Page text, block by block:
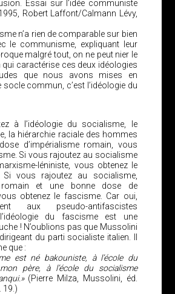
Essai sur l’idée communiste
Robert Laffont/Calmann Lévy,
n’a rien de comparable sur bien
le communisme, expliquant leur
malgré tout, on ne peut nier le
caractérise ces deux idéologies
que nous avons mises en
socle commun, c’est l’idéologie du
à l’idéologie du socialisme, le
la hiérarchie raciale des hommes
d’impérialisme romain, vous
Si vous rajoutez au socialisme
léniniste, vous obtenez le
Si vous rajoutez au socialisme,
romain et une bonne dose de
obtenez le fascisme. Car oui,
aux pseudo-antifascistes
l’idéologie du fascisme est une
! N’oublions pas que Mussolini
du parti socialiste italien. Il
que :
est né bakouniste, à l’école du
père, à l’école du socialisme
(Pierre Milza, Mussolini, éd.
19.)